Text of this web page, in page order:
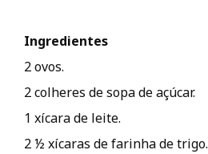
Ingredientes
2 ovos.
2 colheres de sopa de açúcar.
1 xícara de leite.
2 ½ xícaras de farinha de trigo.